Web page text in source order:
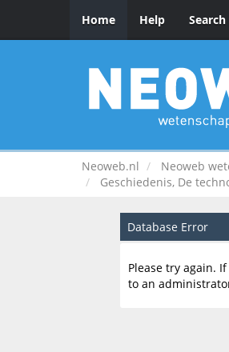
Home Help Search
Neoweb.nl
Neoweb
Geschiedenis, De
Database Error
Please try again.
to an